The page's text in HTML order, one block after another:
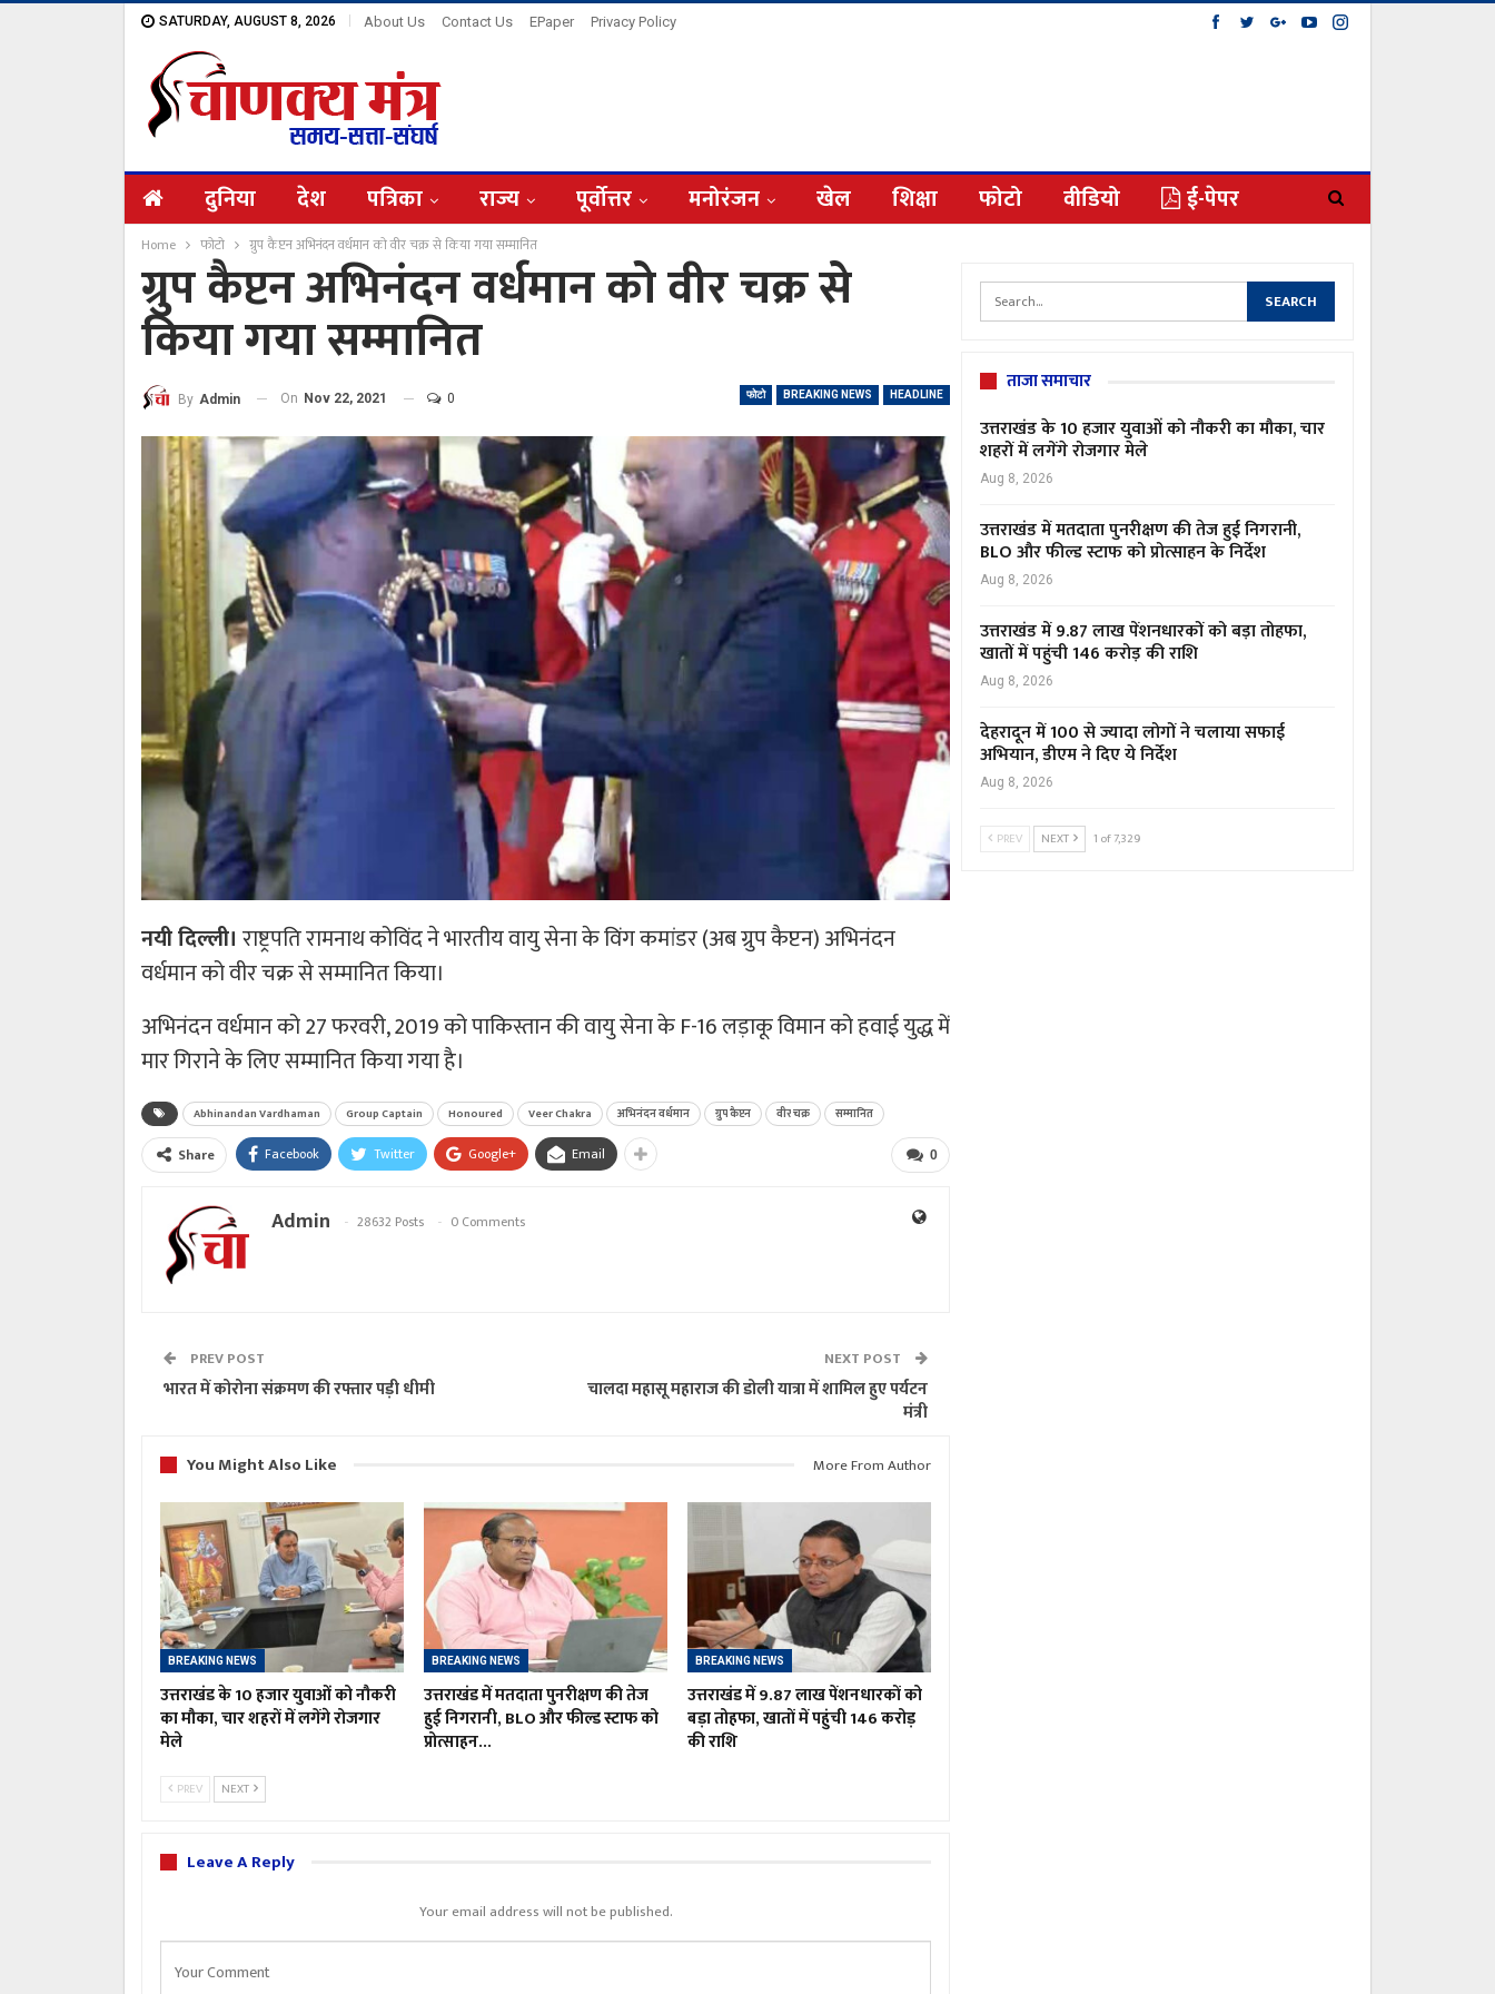
SATURDAY, AUGUST 8, 2026 About Us Contact Us EPaper Privacy Policy
दुनिया देश पत्रिका राज्य पूर्वोत्तर मनोरंजन खेल शिक्षा फोटो वीडियो ई-पेपर
Home फोटो ग्रुप कैप्टन अभिनंदन वर्धमान को वीर चक्र से किया गया सम्मानित
ग्रुप कैप्टन अभिनंदन वर्धमान को वीर चक्र से
किया गया सम्मानित
फोटो BREAKING NEWS HEADLINE
By Admin On Nov 22, 2021 0
नयी दिल्ली। राष्ट्रपति रामनाथ कोविंद ने भारतीय वायु सेना के विंग कमांडर (अब ग्रुप कैप्टन) अभिनंदन
वर्धमान को वीर चक्र से सम्मानित किया।
अभिनंदन वर्धमान को 27 फरवरी, 2019 को पाकिस्तान की वायु सेना के F-16 लड़ाकू विमान को हवाई युद्ध में
मार गिराने के लिए सम्मानित किया गया है।
Abhinandan Vardhaman Group Captain Honoured Veer Chakra अभिनंदन वर्धमान ग्रुप कैप्टन वीर चक्र सम्मानित
0
Share Facebook Twitter Google+ Email
Admin 28632 Posts 0 Comments
PREV POST
भारत में कोरोना संक्रमण की रफ्तार पड़ी धीमी
NEXT POST
चालदा महासू महाराज की डोली यात्रा में शामिल हुए पर्यटन
मंत्री
You Might Also Like
More From Author
BREAKING NEWS
उत्तराखंड के 10 हजार युवाओं को नौकरी
का मौका, चार शहरों में लगेंगे रोजगार
मेले
BREAKING NEWS
उत्तराखंड में मतदाता पुनरीक्षण की तेज
हुई निगरानी, BLO और फील्ड स्टाफ को
प्रोत्साहन…
BREAKING NEWS
उत्तराखंड में 9.87 लाख पेंशनधारकों को
बड़ा तोहफा, खातों में पहुंची ₹146 करोड़
की राशि
PREV NEXT
Leave A Reply
Your email address will not be published.
ताजा समाचार
उत्तराखंड के 10 हजार युवाओं को नौकरी का मौका, चार
शहरों में लगेंगे रोजगार मेले
Aug 8, 2026
उत्तराखंड में मतदाता पुनरीक्षण की तेज हुई निगरानी,
BLO और फील्ड स्टाफ को प्रोत्साहन के निर्देश
Aug 8, 2026
उत्तराखंड में 9.87 लाख पेंशनधारकों को बड़ा तोहफा,
खातों में पहुंची ₹146 करोड़ की राशि
Aug 8, 2026
देहरादून में 100 से ज्यादा लोगों ने चलाया सफाई
अभियान, डीएम ने दिए ये निर्देश
Aug 8, 2026
PREV NEXT 1 of 7,329